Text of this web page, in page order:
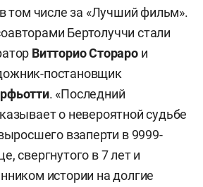
том числе за «Лучший фильм».
Бертолуччи стали
Витторио Стораро и
постановщик
. «Последний
о невероятной судьбе
взаперти в 9999-
свергнутого в 7 лет и
истории на долгие